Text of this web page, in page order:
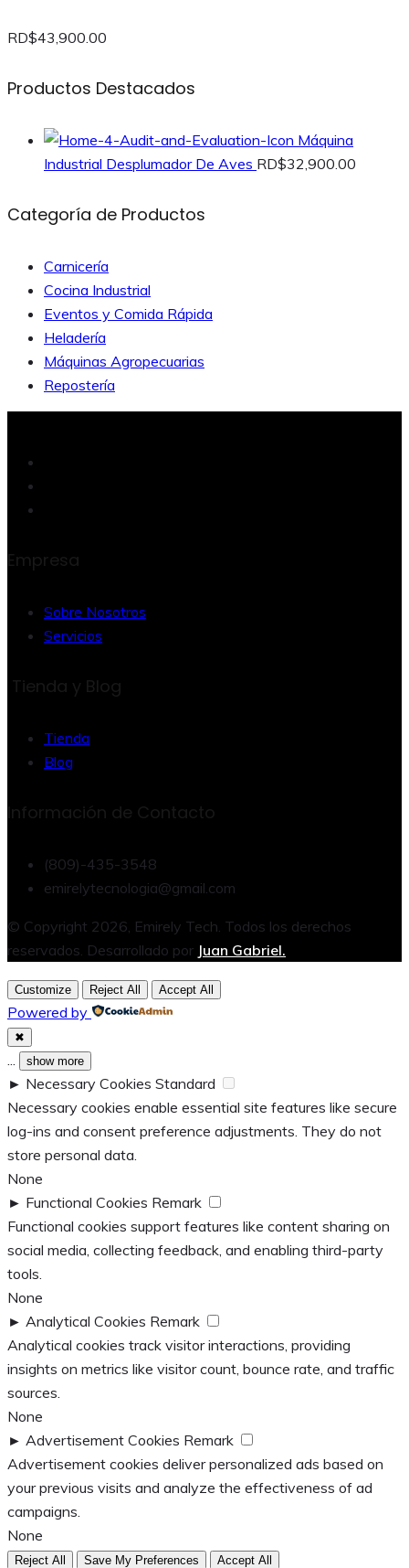
RD$43,900.00
Productos Destacados
Máquina
Industrial Desplumador De Aves RD$32,900.00
Categoría de Productos
Carnicería
Cocina Industrial
Eventos y Comida Rápida
Heladería
Máquinas Agropecuarias
Repostería
Empresa
Sobre Nosotros
Servicios
Tienda y Blog
Tienda
Blog
Información de Contacto
(809)-435-3548
emirelytecnologia@gmail.com
© Copyright 2026, Emirely Tech. Todos los derechos
reservados. Desarrollado por Juan Gabriel.
Customize Reject All Accept All
Powered by
✖
... show more
► Necessary Cookies Standard
Necessary cookies enable essential site features like secure
log-ins and consent preference adjustments. They do not
store personal data.
None
► Functional Cookies Remark
Functional cookies support features like content sharing on
social media, collecting feedback, and enabling third-party
tools.
None
► Analytical Cookies Remark
Analytical cookies track visitor interactions, providing
insights on metrics like visitor count, bounce rate, and traffic
sources.
None
► Advertisement Cookies Remark
Advertisement cookies deliver personalized ads based on
your previous visits and analyze the effectiveness of ad
campaigns.
None
Reject All Save My Preferences Accept All